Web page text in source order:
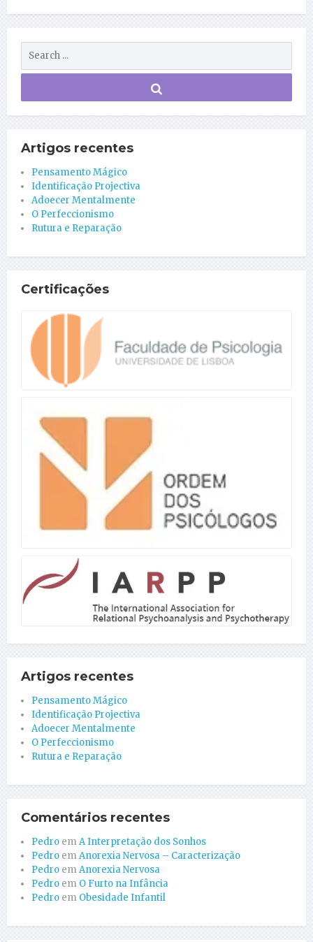
Artigos recentes
Pensamento Mágico
Identificação Projectiva
Adoecer Mentalmente
O Perfeccionismo
Rutura e Reparação
Certificações
Artigos recentes
Pensamento Mágico
Identificação Projectiva
Adoecer Mentalmente
O Perfeccionismo
Rutura e Reparação
Comentários recentes
Pedro emA Interpretação dos Sonhos
Pedro emAnorexia Nervosa – Caracterização
Pedro emAnorexia Nervosa
Pedro em O Furto na Infância
Pedro em Obesidade Infantil